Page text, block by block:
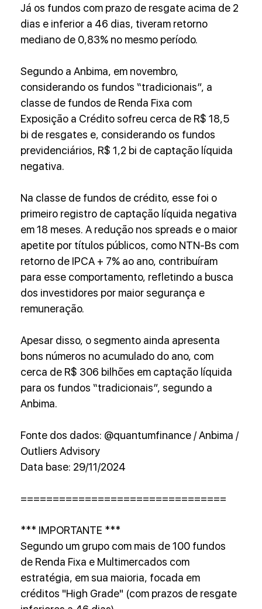
Já os fundos com prazo de resgate acima de 2
dias e inferior a 46 dias, tiveram retorno
mediano de 0,83% no mesmo período.
Segundo a Anbima, em novembro,
considerando os fundos “tradicionais”, a
classe de fundos de Renda Fixa com
Exposição a Crédito sofreu cerca de R$ 18,5
bi de resgates e, considerando os fundos
previdenciários, R$ 1,2 bi de captação líquida
negativa.
Na classe de fundos de crédito, esse foi o
primeiro registro de captação líquida negativa
em 18 meses. A redução nos spreads e o maior
apetite por títulos públicos, como NTN-Bs com
retorno de IPCA + 7% ao ano, contribuíram
para esse comportamento, refletindo a busca
dos investidores por maior segurança e
remuneração.
Apesar disso, o segmento ainda apresenta
bons números no acumulado do ano, com
cerca de R$ 306 bilhões em captação líquida
para os fundos “tradicionais”, segundo a
Anbima.
Fonte dos dados: @quantumfinance / Anbima /
Outliers Advisory
Data base: 29/11/2024
================================
*** IMPORTANTE ***
Segundo um grupo com mais de 100 fundos
de Renda Fixa e Multimercados com
estratégia, em sua maioria, focada em
créditos "High Grade" (com prazos de resgate